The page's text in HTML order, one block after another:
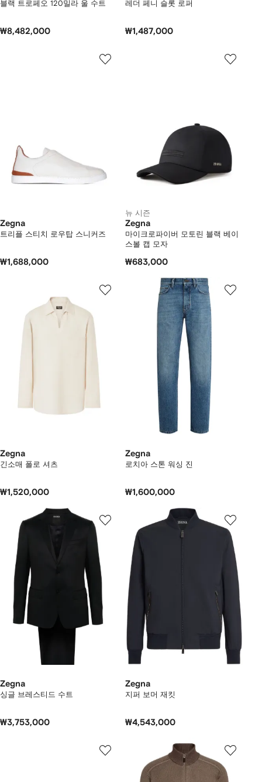
블랙 트로페오 120밀라 울 수트
₩8,482,000
레더 페니 슬롯 로퍼
₩1,487,000
Zegna
트리플 스티치 로우탑 스니커즈
₩1,688,000
뉴 시즌
Zegna
마이크로파이버 모토린 블랙 베이
스볼 캡 모자
₩683,000
Zegna
긴소매 폴로 셔츠
₩1,520,000
Zegna
로치아 스톤 워싱 진
₩1,600,000
Zegna
싱글 브레스티드 수트
₩3,753,000
Zegna
지퍼 보머 재킷
₩4,543,000